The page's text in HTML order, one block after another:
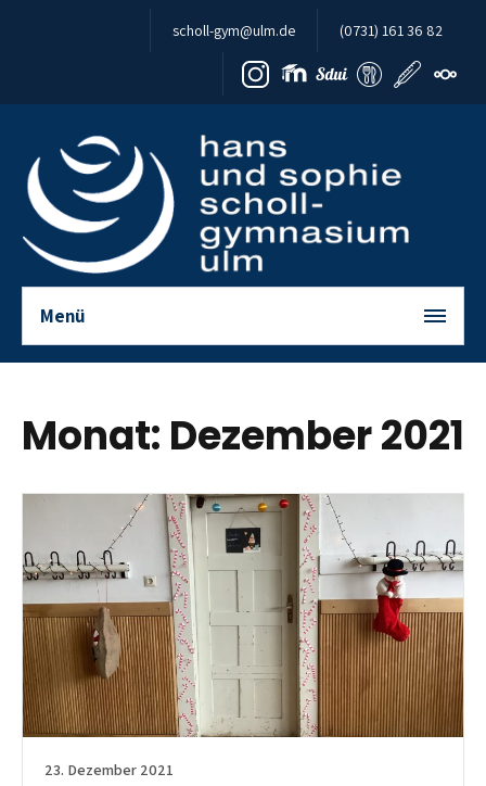
Zum Inhalt springen
scholl-gym@ulm.de (0731) 161 36 82
Menü
Monat: Dezember 2021
23. Dezember 2021